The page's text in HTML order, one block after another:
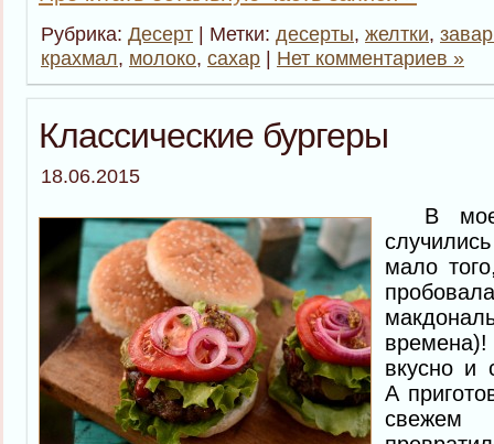
Рубрика: Десерт | Метки: десерты, желтки,
крахмал, молоко, сахар | Нет комментариев »
Классические бургеры
18.06.2015
В моей
мало
вкусно и
А
свежем